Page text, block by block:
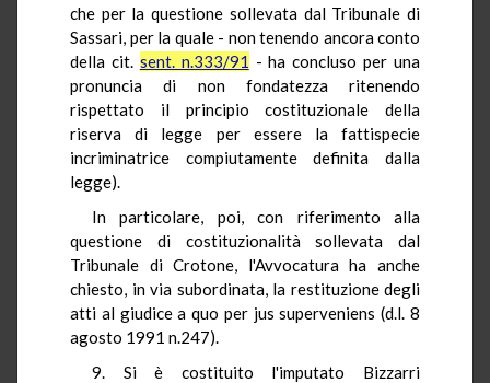
che per la questione sollevata dal Tribunale di
Sassari, per la quale - non tenendo ancora conto
della cit. sent. n.333/91 - ha concluso per una
pronuncia di non fondatezza ritenendo
rispettato il principio costituzionale della
riserva di legge per essere la fattispecie
incriminatrice compiutamente definita dalla
legge).
In particolare, poi, con riferimento alla
questione di costituzionalità sollevata dal
Tribunale di Crotone, l'Avvocatura ha anche
chiesto, in via subordinata, la restituzione degli
atti al giudice a quo per jus superveniens (d.l. 8
agosto 1991 n.247).
9. Si è costituito l'imputato Bizzarri